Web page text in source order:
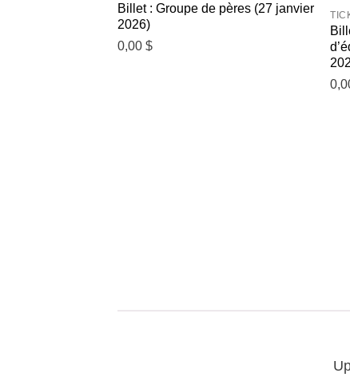
wishlist
Billet : Groupe de pères (27 janvier
2026)
0,00 $